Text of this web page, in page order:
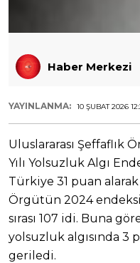
Haber Merkezi
YAYINLANMA: 10 ŞUBAT 2026
Uluslararası Şeffaflık
Yılı Yolsuzluk Algı
Türkiye 31 puan alarak
Örgütün 2024
sırası 107 idi. Buna
yolsuzluk algısında 3
geriledi.